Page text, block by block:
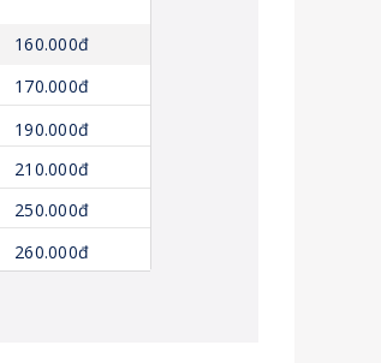
160.000đ
170.000đ
190.000đ
210.000đ
250.000đ
260.000đ